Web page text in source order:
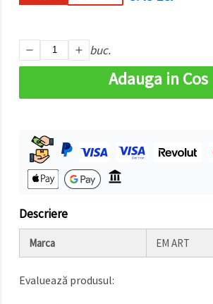
făcând clic
Аcceptati
buc.
Adauga in Cos
Descriere
Marca EM ART
Evaluează produsul: